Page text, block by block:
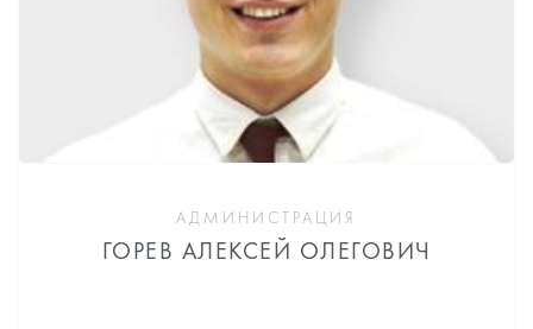
АДМИНИСТРАЦИЯ
ГОРЕВ АЛЕКСЕЙ ОЛЕГОВИЧ